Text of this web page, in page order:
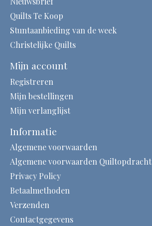
Quilts Te Koop
Stuntaanbieding van de week
Christelijke Quilts
Mijn account
Registreren
Mijn bestellingen
Mijn verlanglijst
Informatie
Algemene voorwaarden
Algemene voorwaarden Quiltopdracht
Privacy Policy
Betaalmethoden
Verzenden
Contactgegevens